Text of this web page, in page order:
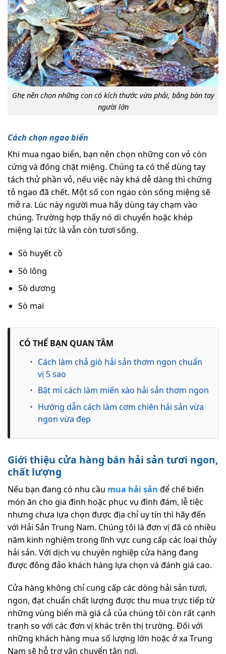
Ghẹ nên chọn những con có kích thước vừa phải, bằng bàn tay
người lớn
Cách chọn ngao biển
Khi mua ngao biển, bạn nên chọn những con vỏ còn
cứng và đóng chặt miệng. Chúng ta có thể dùng tay
tách thử phần vỏ, nếu việc này khá dễ dàng thì chứng
tỏ ngao đã chết. Một số con ngao còn sống miệng sẽ
mở ra. Lúc này người mua hãy dùng tay chạm vào
chúng. Trường hợp thấy nó di chuyển hoặc khép
miệng lại tức là vẫn còn tươi sống.
Sò huyết cồ
Sò lông
Sò dương
Sò mai
CÓ THỂ BẠN QUAN TÂM
• Cách làm chả giò hải sản thơm ngon chuẩn
vị 5 sao
• Bật mí cách làm miến xào hải sản thơm ngon
• Hướng dẫn cách làm cơm chiên hải sản vừa
ngon vừa đẹp
Giới thiệu cửa hàng bán hải sản tươi ngon,
chất lượng
Nếu bạn đang có nhu cầu mua hải sản để chế biến
món ăn cho gia đình hoặc phục vụ đình đám, lễ tiệc
nhưng chưa lựa chọn được địa chỉ uy tín thì hãy đến
với Hải Sản Trung Nam. Chúng tôi là đơn vị đã có nhiều
năm kinh nghiệm trong lĩnh vực cung cấp các loại thủy
hải sản. Với dịch vụ chuyên nghiệp cửa hàng đang
được đông đảo khách hàng lựa chọn và đánh giá cao.
Cửa hàng không chỉ cung cấp các dòng hải sản tươi,
ngon, đạt chuẩn chất lượng được thu mua trực tiếp từ
những vùng biển mà giá cả của chúng tôi còn rất cạnh
tranh so với các đơn vị khác trên thị trường. Đối với
những khách hàng mua số lượng lớn hoặc ở xa Trung
Nam sẽ hỗ trợ vận chuyển tận nơi.